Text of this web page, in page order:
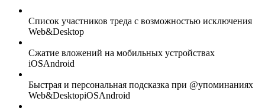
Список участников треда с возможностью исключения
Web&Desktop
Сжатие вложений на мобильных устройствах
iOSAndroid
Быстрая и персональная подсказка при @упоминаниях
Web&DesktopiOSAndroid